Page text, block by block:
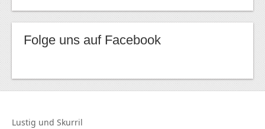
Folge uns auf Facebook
Lustig und Skurril